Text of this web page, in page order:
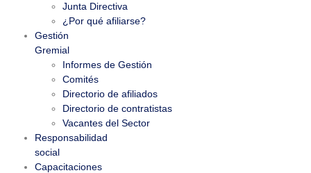
Junta Directiva
¿Por qué afiliarse?
Gestión
Gremial
Informes de Gestión
Comités
Directorio de afiliados
Directorio de contratistas
Vacantes del Sector
Responsabilidad
social
Capacitaciones